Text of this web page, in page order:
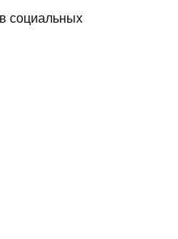
социальных